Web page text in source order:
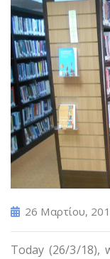
26 Μαρτίου,
Today (26/3/18),